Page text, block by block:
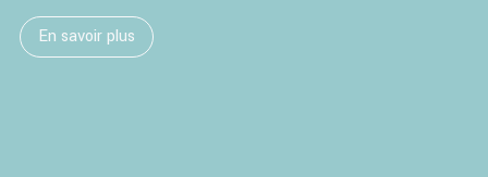
En savoir plus